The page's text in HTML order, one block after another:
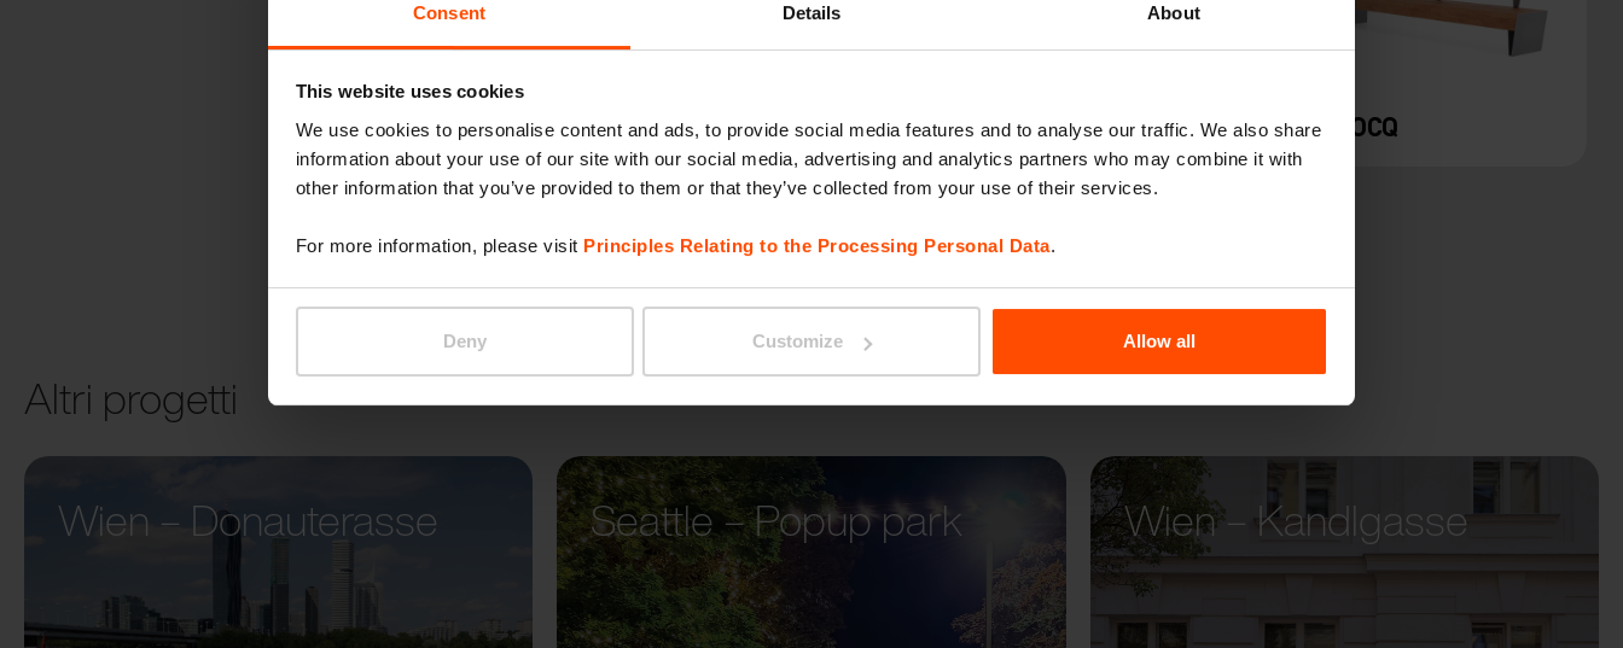
Consent Details About
This website uses cookies
We use cookies to personalise content and ads, to provide social media features and to analyse our traffic. We also share
information about your use of our site with our social media, advertising and analytics partners who may combine it with
other information that you’ve provided to them or that they’ve collected from your use of their services.
For more information, please visit Principles Relating to the Processing Personal Data.
Deny Customize Allow all
RIVAGE BLOCQ
Altri progetti
Wien – Donauterasse
Seattle – Popup park Wien – Kandlgasse